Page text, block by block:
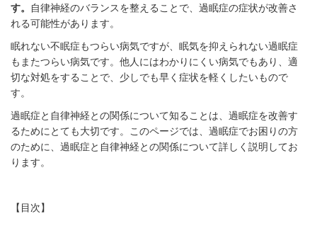
す。
自律神経のバランスを整えることで、過眠症の症状が改善さ
れる可能性があります。
眠れない不眠症もつらい病気ですが、眠気を抑えられない過眠症
もまたつらい病気です。他人にはわかりにくい病気でもあり、適
切な対処をすることで、少しでも早く症状を軽くしたいもので
す。
過眠症と自律神経との関係について知ることは、過眠症を改善す
るためにとても大切です。このページでは、過眠症でお困りの方
のために、過眠症と自律神経との関係について詳しく説明してお
ります。
【目次】